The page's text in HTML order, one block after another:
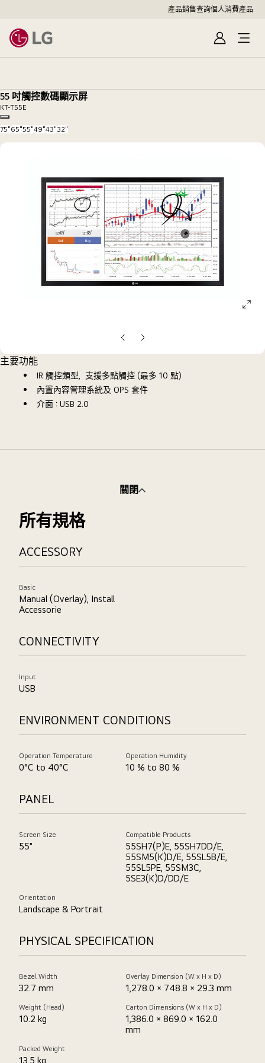
產品銷售查詢個人消費產品
登
入
控
數
顯
示
55 吋觸控數碼顯示屏
KT-T55E
Copy model name
75"65"55"49"43"32"
上
一
張
投
下
一
投
影
主要功能
IR 觸控類型，支援多點觸控 (最多 10 點)
內置內容管理系統及 OPS 套件
介面：USB 2.0
關閉
所有規格
ACCESSORY
Basic
Manual (Overlay), Install
Accessorie
CONNECTIVITY
Input
USB
ENVIRONMENT CONDITIONS
Operation Temperature
0°C to 40°C
Operation Humidity
10 % to 80 %
PANEL
Screen Size
55"
Compatible Products
55SH7(P)E, 55SH7DD/E,
55SM5(K)D/E, 55SL5B/E,
55SL5PE, 55SM3C,
5SE3(K)D/DD/E
Orientation
Landscape & Portrait
PHYSICAL SPECIFICATION
Bezel Width
32.7 mm
Overlay Dimension (W x H x D)
1,278.0 × 748.8 × 29.3 mm
Weight (Head)
10.2 kg
Carton Dimensions (W x H x D)
1,386.0 × 869.0 × 162.0
mm
Packed Weight
13.5 kg